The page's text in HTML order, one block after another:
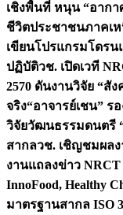
เชิงพื้นที่ หนุน “อาก
ชีวิตประชาชนภาคเ
เขียนโปรแกรมโดร
ปฏิบัติวช. เปิดเวที
2570 ดันงานวิจัย “สั
จริง“อาจารย์เชน” ร
วิจัยวัฒนธรรมดนตรี
สากลวช. เชิญชมผล
งานแถลงข่าว NRCT
InnoFood, Healthy
มาตรฐานสากล ISO